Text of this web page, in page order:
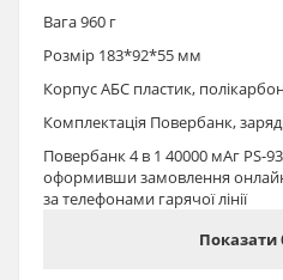
Вага 960 г
Розмір 183*92*55 мм
Корпус АБС пластик,
Комплектація Повербанк,
Повербанк 4 в 1 40000 мАг PS-
оформивши замовлення
за телефонами гарячої лінії
Показати